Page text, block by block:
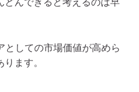
どんできると考えるのは早
としての市場価値が高めら
ます。